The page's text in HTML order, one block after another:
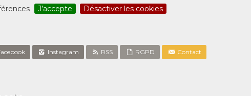
J’accepte Désactiver les cookies
Instagram RSS RGPD Contact